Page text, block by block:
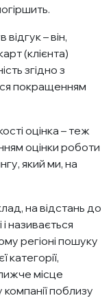
– він,
(клієнта)
згідно з
покращенням
оцінка – теж
оцінки роботи
який ми, на
на відстань до
називається
регіоні пошуку
категорії,
місце
поблизу